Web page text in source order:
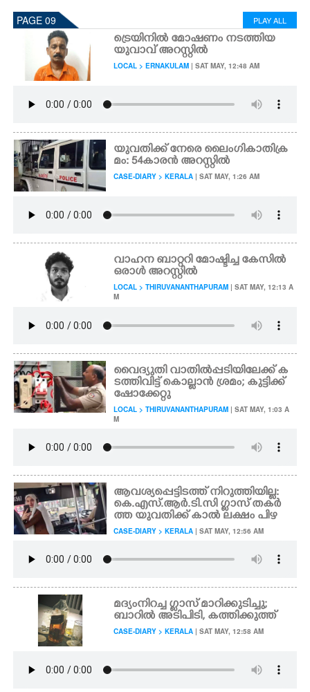
PAGE 09 PLAY ALL
ട്രെയിനിൽ മോഷണം നടത്തിയ
യുവാവ് അറസ്റ്റിൽ
LOCAL > ERNAKULAM | SAT MAY, 12:48 AM
യുവതിക്ക് നേരെ ലൈംഗികാതിക്ര
മം: 54കാരൻ അറസ്റ്റിൽ
CASE-DIARY > KERALA | SAT MAY, 1:26 AM
വാഹന ബാറ്ററി മോഷ്ടിച്ച കേസിൽ
ഒരാൾ അറസ്റ്റിൽ
LOCAL > THIRUVANANTHAPURAM | SAT MAY, 12:13 A
M
വൈദ്യുതി വാതിൽപ്പടിയിലേക്ക് ക
ടത്തിവിട്ട് കൊല്ലാൻ ശ്രമം; കുട്ടിക്ക്
ഷോക്കേറ്റു
LOCAL > THIRUVANANTHAPURAM | SAT MAY, 1:03 A
M
ആവശ്യപ്പെട്ടിടത്ത് നിറുത്തിയില്ല:
കെ.എസ്.ആർ.ടി.സി ഗ്ളാസ് തകർ
ത്ത യുവതിക്ക് കാൽ ലക്ഷം പിഴ
CASE-DIARY > KERALA | SAT MAY, 12:56 AM
മദ്യംനിറച്ച ഗ്ളാസ് മാറിക്കുടിച്ചു;
ബാറിൽ അടിപിടി, കത്തിക്കുത്ത്
CASE-DIARY > KERALA | SAT MAY, 12:58 AM